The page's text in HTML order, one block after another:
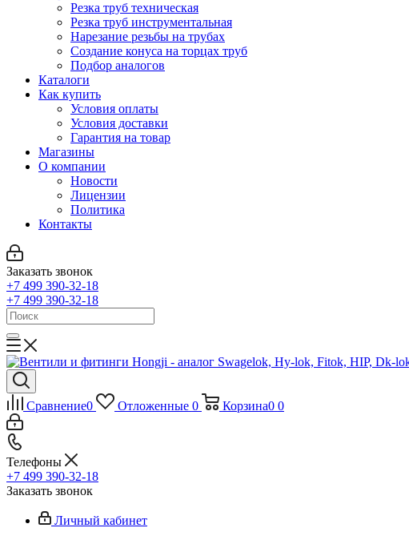
Резка труб техническая
Резка труб инструментальная
Нарезание резьбы на трубах
Создание конуса на торцах труб
Подбор аналогов
Каталоги
Как купить
Условия оплаты
Условия доставки
Гарантия на товар
Магазины
О компании
Новости
Лицензии
Политика
Контакты
Заказать звонок
+7 499 390-32-18
+7 499 390-32-18
Сравнение0 Отложенные 0 Корзина0 0
Телефоны
+7 499 390-32-18
Заказать звонок
Личный кабинет